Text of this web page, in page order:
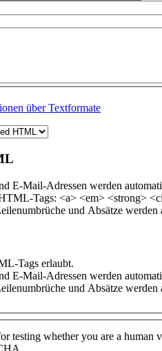
über Textformate
E-Mail-Adressen werden
Tags: <a> <em> <strong>
und Absätze werden
Tags erlaubt.
E-Mail-Adressen werden
und Absätze werden
testing whether you are a human